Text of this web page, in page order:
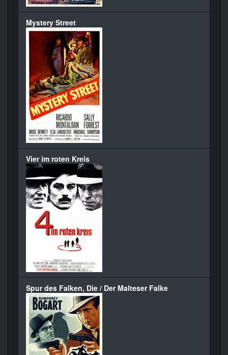
Mystery Street
Vier im roten Kreis
Spur des Falken, Die / Der Malteser Falke